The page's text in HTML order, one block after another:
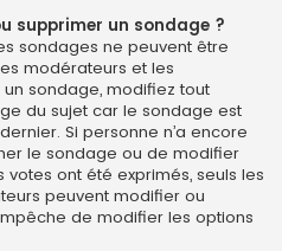
supprimer un sondage ?
sondages ne peuvent être
modérateurs et les
sondage, modifiez tout
du sujet car le sondage est
Si personne n’a encore
le sondage ou de modifier
ont été exprimés, seuls les
peuvent modifier ou
de modifier les options